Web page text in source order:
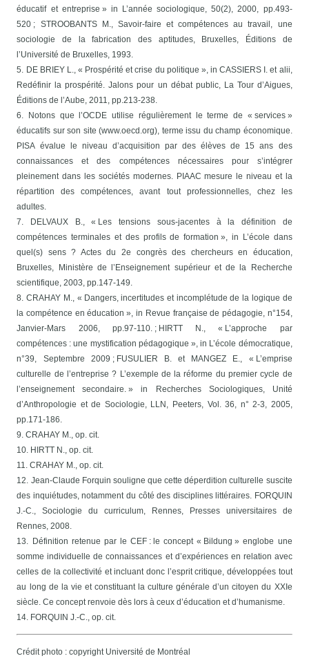
éducatif et entreprise » in L’année sociologique, 50(2), 2000, pp.493-
520 ; STROOBANTS M., Savoir-faire et compétences au travail, une
sociologie de la fabrication des aptitudes, Bruxelles, Éditions de
l’Université de Bruxelles, 1993.
5. DE BRIEY L., « Prospérité et crise du politique », in CASSIERS I. et alii,
Redéfinir la prospérité. Jalons pour un débat public, La Tour d’Aigues,
Éditions de l’Aube, 2011, pp.213-238.
6. Notons que l’OCDE utilise régulièrement le terme de « services »
éducatifs sur son site (www.oecd.org), terme issu du champ économique.
PISA évalue le niveau d’acquisition par des élèves de 15 ans des
connaissances et des compétences nécessaires pour s’intégrer
pleinement dans les sociétés modernes. PIAAC mesure le niveau et la
répartition des compétences, avant tout professionnelles, chez les
adultes.
7. DELVAUX B., « Les tensions sous-jacentes à la définition de
compétences terminales et des profils de formation », in L’école dans
quel(s) sens ? Actes du 2e congrès des chercheurs en éducation,
Bruxelles, Ministère de l’Enseignement supérieur et de la Recherche
scientifique, 2003, pp.147-149.
8. CRAHAY M., « Dangers, incertitudes et incomplétude de la logique de
la compétence en éducation », in Revue française de pédagogie, n°154,
Janvier-Mars 2006, pp.97-110. ; HIRTT N., « L’approche par
compétences : une mystification pédagogique », in L’école démocratique,
n°39, Septembre 2009 ; FUSULIER B. et MANGEZ E., « L’emprise
culturelle de l’entreprise ? L’exemple de la réforme du premier cycle de
l’enseignement secondaire. » in Recherches Sociologiques, Unité
d’Anthropologie et de Sociologie, LLN, Peeters, Vol. 36, n° 2-3, 2005,
pp.171-186.
9. CRAHAY M., op. cit.
10. HIRTT N., op. cit.
11. CRAHAY M., op. cit.
12. Jean-Claude Forquin souligne que cette déperdition culturelle suscite
des inquiétudes, notamment du côté des disciplines littéraires. FORQUIN
J.-C., Sociologie du curriculum, Rennes, Presses universitaires de
Rennes, 2008.
13. Définition retenue par le CEF : le concept « Bildung » englobe une
somme individuelle de connaissances et d’expériences en relation avec
celles de la collectivité et incluant donc l’esprit critique, développées tout
au long de la vie et constituant la culture générale d’un citoyen du XXIe
siècle. Ce concept renvoie dès lors à ceux d’éducation et d’humanisme.
14. FORQUIN J.-C., op. cit.
Crédit photo : copyright Université de Montréal